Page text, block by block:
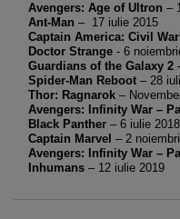
Avengers: Age of Ultron –
Ant-Man – 17 iulie 2015
Captain America: Civil War
Doctor Strange - 6
Guardians of the Galaxy 2
Spider-Man Reboot – 28
Thor: Ragnarok –
Avengers: Infinity War –
Black Panther – 6 iulie 2018
Captain Marvel – 2
Avengers: Infinity War –
Inhumans – 12 iulie 2019